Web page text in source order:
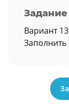
Задание
Вариант
Заполнить